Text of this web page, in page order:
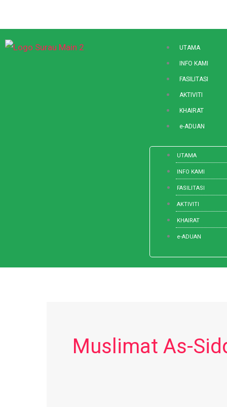
content
UTAMA
INFO KAMI
FASILITASI
AKTIVITI
KHAIRAT
e-ADUAN
UTAMA
INFO KAMI
FASILITASI
AKTIVITI
KHAIRAT
e-ADUAN
Muslimat As-